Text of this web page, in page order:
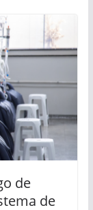
de
de